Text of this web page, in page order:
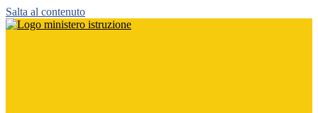
Salta al contenuto